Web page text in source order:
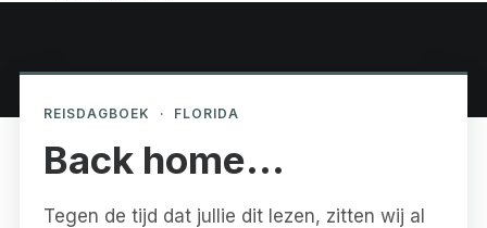
REISDAGBOEK · FLORIDA
Back home…
Tegen de tijd dat jullie dit lezen, zitten wij al